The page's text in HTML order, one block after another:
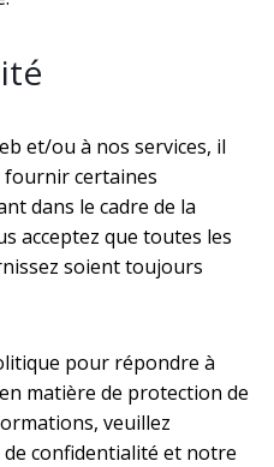
et/ou à nos services, il
fournir certaines
dans le cadre de la
acceptez que toutes les
soient toujours
pour répondre à
matière de protection de
veuillez
confidentialité et notre